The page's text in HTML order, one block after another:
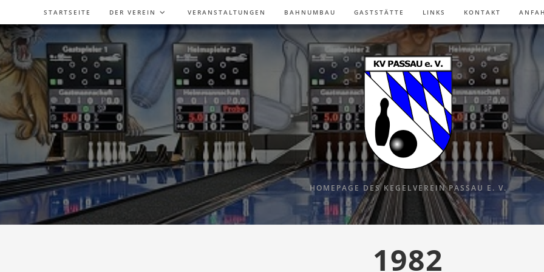
Inhalt
springen
STARTSEITE DER VEREIN VERANSTALTUNGEN BAHNUMBAU GASTSTÄTTE LINKS KONTAKT
HOMEPAGE DES KEGELVEREIN PASSAU E. V.
1982